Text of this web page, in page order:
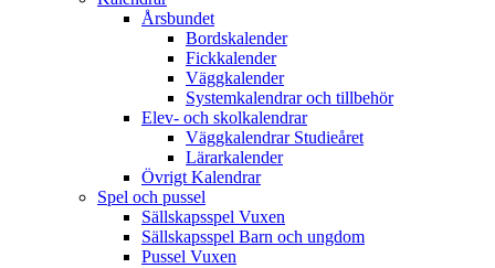
Årsbundet
Bordskalender
Fickkalender
Väggkalender
Systemkalendrar och tillbehör
Elev- och skolkalendrar
Väggkalendrar Studieåret
Lärarkalender
Övrigt Kalendrar
Spel och pussel
Sällskapsspel Vuxen
Sällskapsspel Barn och ungdom
Pussel Vuxen